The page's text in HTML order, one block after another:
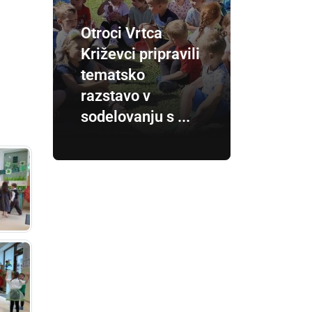
Otroci Vrtca
Križevci pripravili
tematsko
razstavo v
sodelovanju s ...